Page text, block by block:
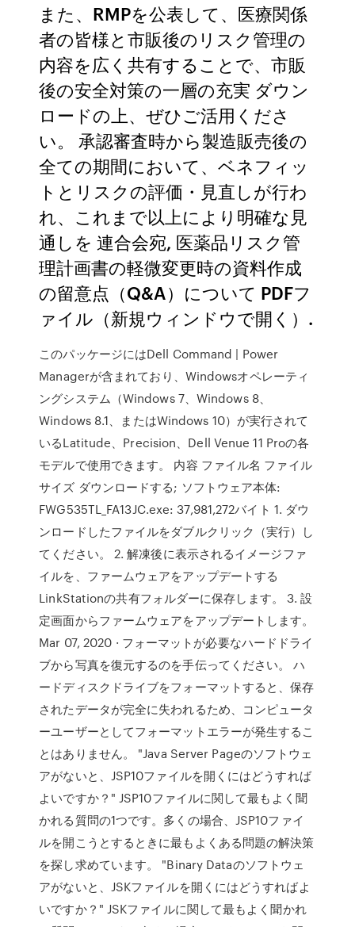
また、RMPを公表して、医療関係
者の皆様と市販後のリスク管理の
内容を広く共有することで、市販
後の安全対策の一層の充実 ダウン
ロードの上、ぜひご活用くださ
い。 承認審査時から製造販売後の
全ての期間において、ベネフィッ
トとリスクの評価・見直しが行わ
れ、これまで以上により明確な見
通しを 連合会宛, 医薬品リスク管
理計画書の軽微変更時の資料作成
の留意点（Q&A）について PDFフ
ァイル（新規ウィンドウで開く）.
このパッケージにはDell Command | Power
Managerが含まれており、Windowsオペレーティ
ングシステム（Windows 7、Windows 8、
Windows 8.1、またはWindows 10）が実行されて
いるLatitude、Precision、Dell Venue 11 Proの各
モデルで使用できます。 内容 ファイル名 ファイル
サイズ ダウンロードする; ソフトウェア本体:
FWG535TL_FA13JC.exe: 37,981,272バイト 1. ダウ
ンロードしたファイルをダブルクリック（実行）し
てください。 2. 解凍後に表示されるイメージファ
イルを、ファームウェアをアップデートする
LinkStationの共有フォルダーに保存します。 3. 設
定画面からファームウェアをアップデートします。
Mar 07, 2020 · フォーマットが必要なハードドライ
ブから写真を復元するのを手伝ってください。 ハ
ードディスクドライブをフォーマットすると、保存
されたデータが完全に失われるため、コンピュータ
ーユーザーとしてフォーマットエラーが発生するこ
とはありません。 "Java Server Pageのソフトウェ
アがないと、JSP10ファイルを開くにはどうすれば
よいですか？" JSP10ファイルに関して最もよく聞
かれる質問の1つです。多くの場合、JSP10ファイ
ルを開こうとするときに最もよくある問題の解決策
を探し求めています。 "Binary Dataのソフトウェ
アがないと、JSKファイルを開くにはどうすればよ
いですか？" JSKファイルに関して最もよく聞かれ